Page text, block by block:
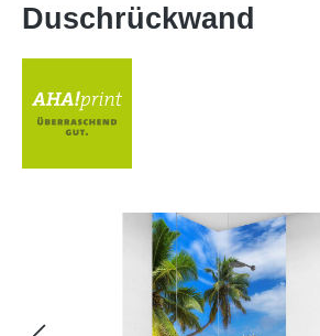
Duschrückwand